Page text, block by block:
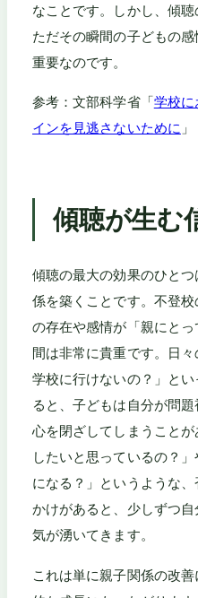
なことです。しかし、傾聴
ただその瞬間の子どもの
重要なのです。
参考：文部科学省「学校に
インを見逃さないために 」
傾聴が生む
傾聴の最大の効果のひと
係を築くことです。不登
の存在や感情が「親にと
間は非常に貴重です。日
学校に行けないの？」と
ると、子どもは自分が問題
心を閉ざしてしまうこと
したいと思っているの？
になる？」というような
かけがあると、少しずつ
気が湧いてきます。
これは単に親子関係の改